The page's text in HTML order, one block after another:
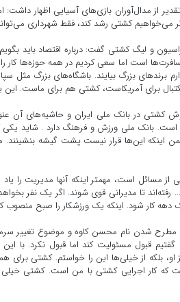
از مدال‌آوران بازی‌های آسیایی اظهار
می‌خواهیم کشتی رشد کند، فقط شهرداری
و لیگ کشتی گفت: درباره اقتصاد باید
است اما سعی کردیم در همه حوزه‌ها
برندهای بزرگ بیایند. باشگاه‌های بزرگ مثل
برای آمریکاست، کشتی هم برای ماست.
کشتی در بانک ملی ایران و حاشیه‌های آن
است. بانک ملی ورزش و فرهنگ دارد . شاید
اینکه این‌ها قرار نیست پشت گیشه
از مسائل است، مهمتر اینکه آنها مدیریت را
رفته‌اند تا مدیرانی قوی شوند. اگر یک نفر
اینکه یک ورزشکار را صبح منصوب کنیم، او را
شدن نام محسن کاوه و موضوع تغییر
قبول مسئولیت کند اما قبول نکرد. با
او، بلکه از خیلی‌ها این را خواستم. کشتی
که کار اجرایی کشتی با من است. کشتی